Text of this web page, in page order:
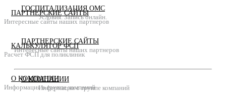
ГОСПИТАЛИЗАЦИЯ ОМС
Условия. Запись онлайн.
ПАРТНЕРСКИЕ САЙТЫ
Интересные сайты наших партнеров
О КОМПАНИИ
Информация о группе компаний
ПАРТНЕРСКИЕ САЙТЫ
Интересные сайты наших партнеров
КАЛЬКУЛЯТОР ФСП
Расчет ФСП для поликлиник
О КОМПАНИИ
Информация о группе компаний